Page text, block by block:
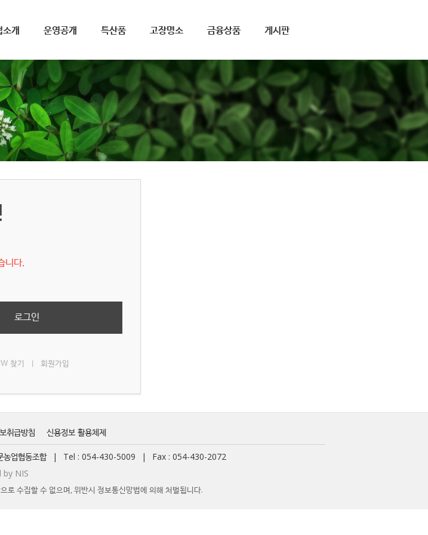
소개 운영공개 특산품 고장명소 금융상품 게시판
니다.
로그인
찾기 회원가입
취급방침 신용정보 활용체제
업협동조합 | Tel : 054-430-5009 |
Fax : 054-430-2072
by NIS
로 수집할 수 없으며, 위반시 정보통신망법에 의해 처벌됩니다.